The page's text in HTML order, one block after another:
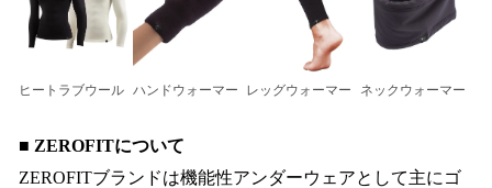
ヒートラブウール ハンドウォーマー レッグウォーマー ネックウォーマー
■ ZEROFITについて
ZEROFITブランドは機能性アンダーウェアとして主にゴ